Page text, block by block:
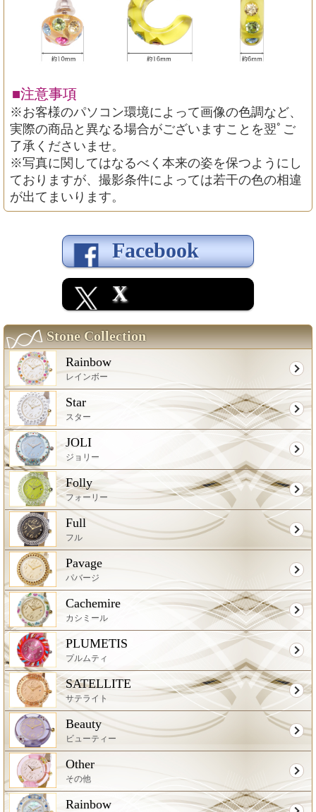
■注意事項
※お客様のパソコン環境によって画像の色調など、
実際の商品と異なる場合がございますことを翌ﾟご
了承くださいませ。
※写真に関してはなるべく本来の姿を保つようにし
ておりますが、撮影条件によっては若干の色の相違
が出てまいります。
Facebook
X
Stone Collection
Rainbow
レインボー
Star
スター
JOLI
ジョリー
Folly
フォーリー
Full
フル
Pavage
パバージ
Cachemire
カシミール
PLUMETIS
プルムティ
SATELLITE
サテライト
Beauty
ビューティー
Other
その他
Rainbow